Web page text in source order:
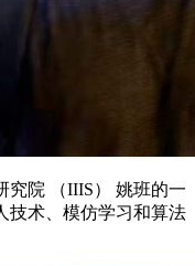
院 （IIIS） 姚班的一
技术、模仿学习和算法